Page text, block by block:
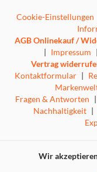
Cookie-Einstellungen
AGB Onlinekauf /
| Impressum |
Vertrag
Kontaktformular |
Fragen & Antworten |
Nachhaltigkeit |
Wir